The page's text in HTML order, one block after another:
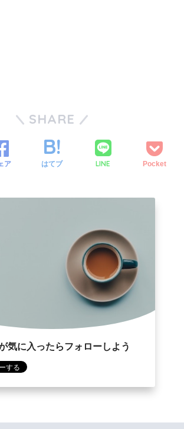
SHARE
ア はてブ LINE Pocket
気に入ったらフォローしよう